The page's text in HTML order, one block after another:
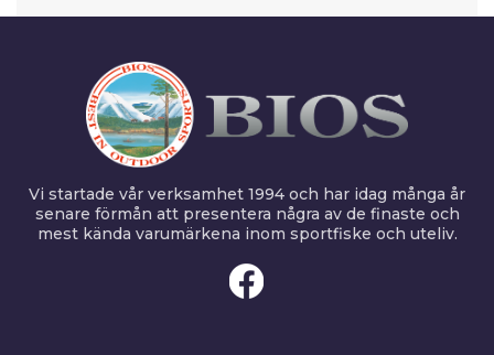
Vi startade vår verksamhet 1994 och har idag många år
senare förmån att presentera några av de finaste och
mest kända varumärkena inom sportfiske och uteliv.